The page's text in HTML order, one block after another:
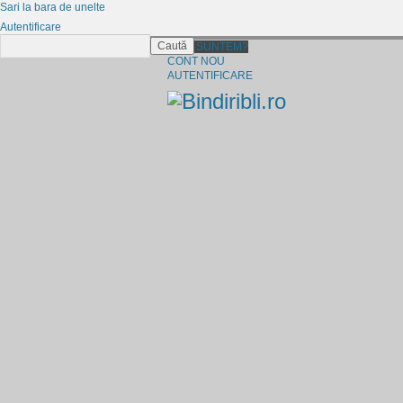
CINE SUNTEM?
CONT NOU
AUTENTIFICARE
Sari la bara de unelte
Autentificare
Caută